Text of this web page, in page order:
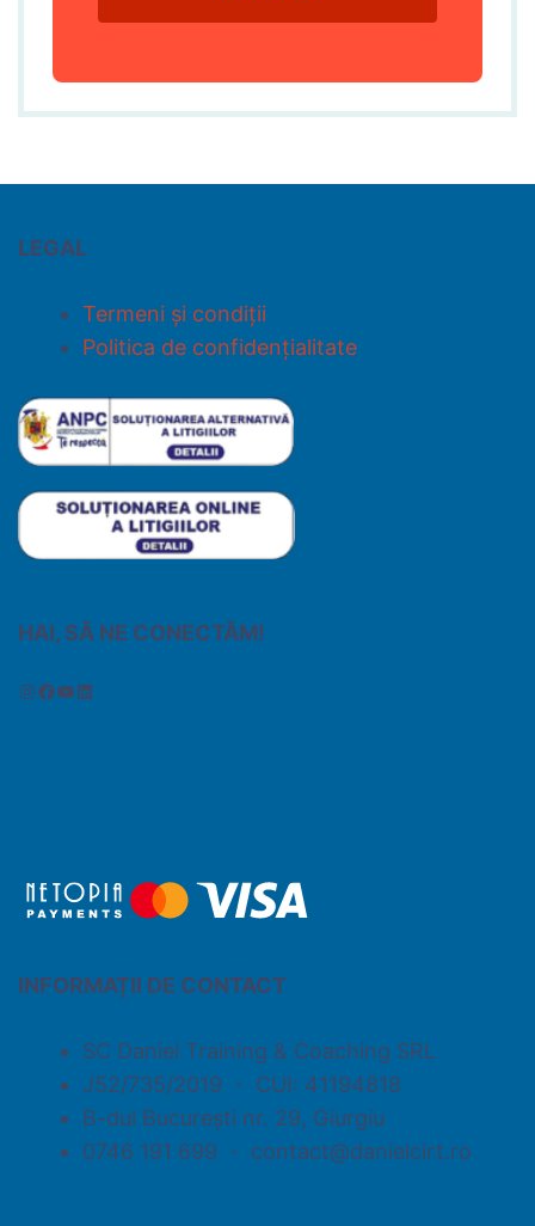
LEGAL
Termeni și condiții
Politica de confidențialitate
HAI, SĂ NE CONECTĂM!
INFORMAȚII DE CONTACT
SC Daniel Training & Coaching SRL
J52/735/2019 ・ CUI: 41194818
B-dul București nr. 29, Giurgiu
0746 191 699 ・ contact@danielcirt.ro